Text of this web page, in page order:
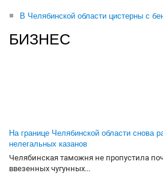
В Челябинской области цистерны с
БИЗНЕС
На границе Челябинской области снова
нелегальных казанов
Челябинская таможня не пропустила
ввезенных чугунных...